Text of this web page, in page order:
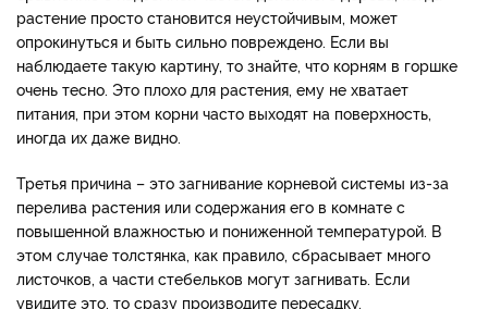
растение просто становится неустойчивым, может
опрокинуться и быть сильно повреждено. Если вы
наблюдаете такую картину, то знайте, что корням в горшке
очень тесно. Это плохо для растения, ему не хватает
питания, при этом корни часто выходят на поверхность,
иногда их даже видно.
Третья причина – это загнивание корневой системы из-за
перелива растения или содержания его в комнате с
повышенной влажностью и пониженной температурой. В
этом случае толстянка, как правило, сбрасывает много
листочков, а части стебельков могут загнивать. Если
увидите это, то сразу производите пересадку.